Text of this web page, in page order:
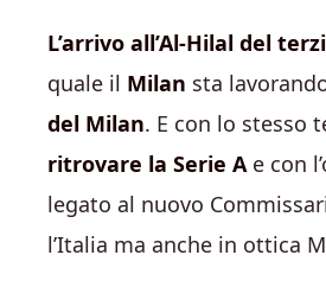
L’arrivo all’Al-Hilal del
quale il Milan sta
del Milan. E con lo stesso
ritrovare la Serie Ae con
legato al nuovo
l’Italia ma anche in ottica